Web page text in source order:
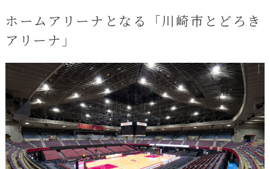
ホームアリーナとなる「川崎市とどろき
アリーナ」